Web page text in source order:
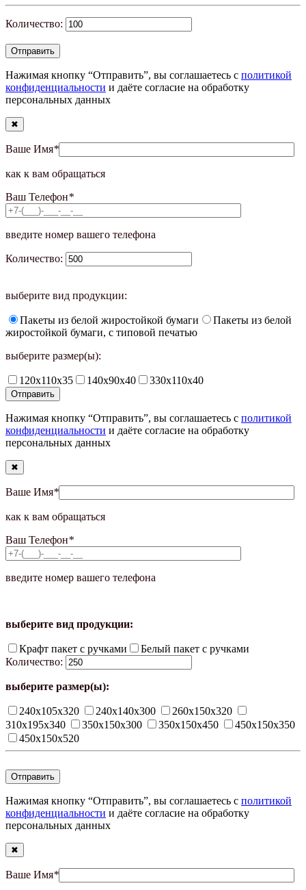
Количество:
Нажимая кнопку “Отправить”, вы соглашаетесь с политикой
конфиденциальности и даёте согласие на обработку
персональных данных
✖
Ваше Имя*
как к вам обращаться
Ваш Телефон*
введите номер вашего телефона
Количество:
выберите вид продукции:
Пакеты из белой жиростойкой бумаги
Пакеты из белой
жиростойкой бумаги, с типовой печатью
выберите размер(ы):
120х110х35 140х90х40 330х110х40
Нажимая кнопку “Отправить”, вы соглашаетесь с политикой
конфиденциальности и даёте согласие на обработку
персональных данных
✖
Ваше Имя*
как к вам обращаться
Ваш Телефон*
введите номер вашего телефона
выберите вид продукции:
Крафт пакет с ручками
Белый пакет с ручками
Количество:
выберите размер(ы):
240х105х320 240х140х300
260х150х320
310х195х340
350х150х300 350х150х450
450х150х350
450х150х520
Нажимая кнопку “Отправить”, вы соглашаетесь с политикой
конфиденциальности и даёте согласие на обработку
персональных данных
✖
Ваше Имя*